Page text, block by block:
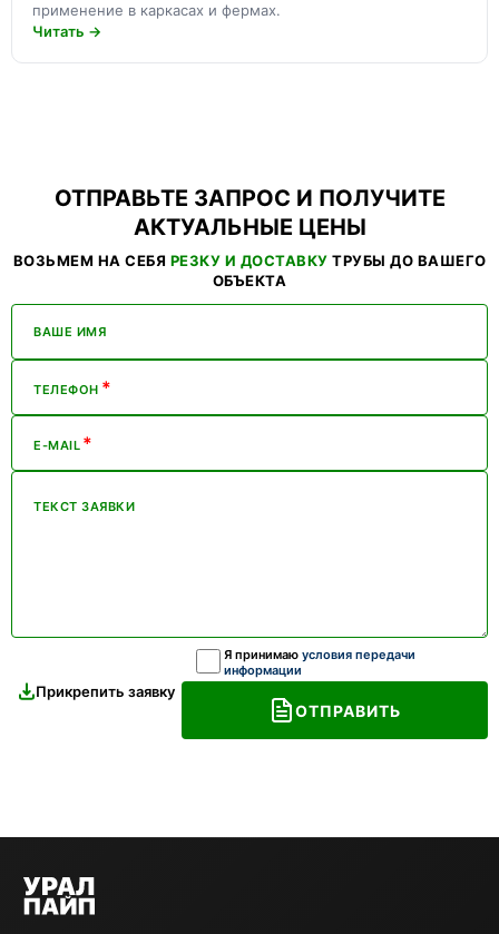
применение в каркасах и фермах.
Читать →
ОТПРАВЬТЕ ЗАПРОС И ПОЛУЧИТЕ
АКТУАЛЬНЫЕ ЦЕНЫ
ВОЗЬМЕМ НА СЕБЯ РЕЗКУ И ДОСТАВКУ ТРУБЫ ДО ВАШЕГО
ОБЪЕКТА
ВАШЕ ИМЯ
ТЕЛЕФОН *
E-MAIL *
ТЕКСТ ЗАЯВКИ
Прикрепить заявку
Я принимаю условия передачи
информации
ОТПРАВИТЬ